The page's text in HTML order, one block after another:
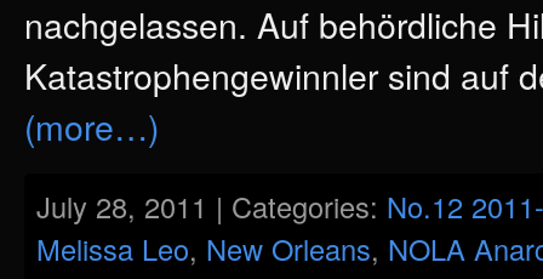
nachgelassen. Auf behördliche
Katastrophengewinnler sind auf
(more…)
July 28, 2011 | Categories: No.12
Melissa Leo, New Orleans, NOLA